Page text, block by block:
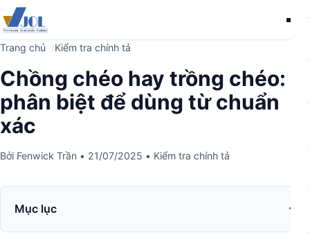
Trang chủ Kiểm tra chính tả
Chồng chéo hay trồng chéo:
phân biệt để dùng từ chuẩn
xác
Bởi Fenwick Trần • 21/07/2025 • Kiểm tra chính tả
Mục lục